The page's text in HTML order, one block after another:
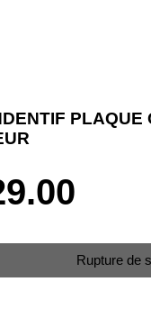
PLAQUE
Rupture de